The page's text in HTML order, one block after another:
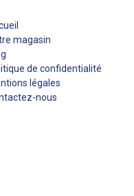
magasin
de confidentialité
légales
nous